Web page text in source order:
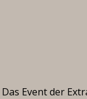
Event der